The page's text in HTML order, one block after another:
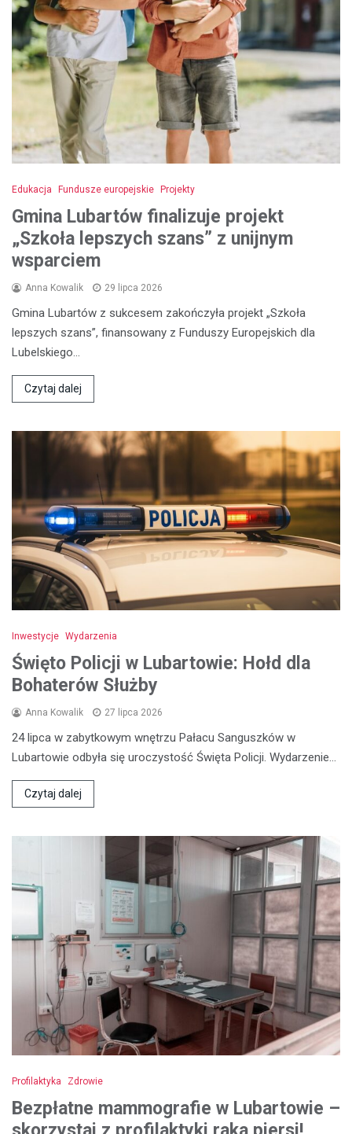
Edukacja Fundusze europejskie Projekty
Gmina Lubartów finalizuje projekt
„Szkoła lepszych szans” z unijnym
wsparciem
Anna Kowalik 29 lipca 2026
Gmina Lubartów z sukcesem zakończyła projekt „Szkoła
lepszych szans”, finansowany z Funduszy Europejskich dla
Lubelskiego…
Czytaj dalej
Inwestycje Wydarzenia
Święto Policji w Lubartowie: Hołd dla
Bohaterów Służby
Anna Kowalik 27 lipca 2026
24 lipca w zabytkowym wnętrzu Pałacu Sanguszków w
Lubartowie odbyła się uroczystość Święta Policji. Wydarzenie…
Czytaj dalej
Profilaktyka Zdrowie
Bezpłatne mammografie w Lubartowie –